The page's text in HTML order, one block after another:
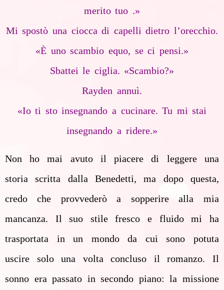
merito tuo .»
Mi spostò una ciocca di capelli dietro l’orecchio.
«È uno scambio equo, se ci pensi.»
Sbattei le ciglia. «Scambio?»
Rayden annuì.
«Io ti sto insegnando a cucinare. Tu mi stai
insegnando a ridere.»
Non ho mai avuto il piacere di leggere una
storia scritta dalla Benedetti, ma dopo questa,
credo che provvederò a sopperire alla mia
mancanza. Il suo stile fresco e fluido mi ha
trasportata in un mondo da cui sono potuta
uscire solo una volta concluso il romanzo. Il
sonno era passato in secondo piano: la missione